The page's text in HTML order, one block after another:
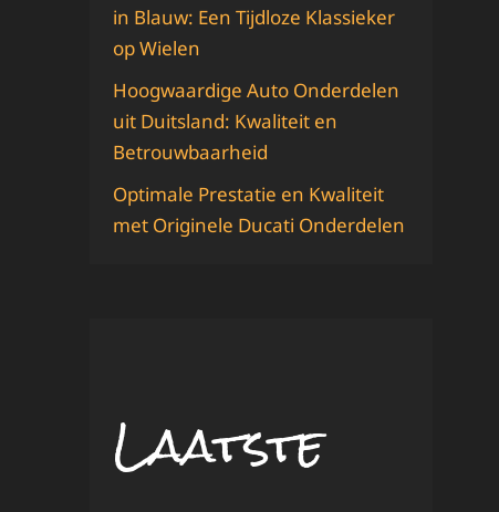
in Blauw: Een Tijdloze Klassieker
op Wielen
Hoogwaardige Auto Onderdelen
uit Duitsland: Kwaliteit en
Betrouwbaarheid
Optimale Prestatie en Kwaliteit
met Originele Ducati Onderdelen
Laatste